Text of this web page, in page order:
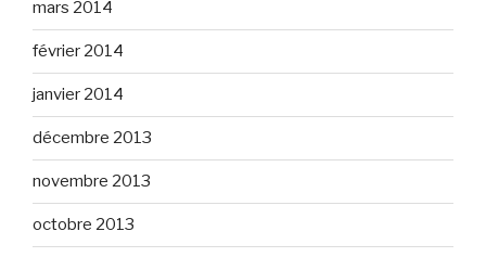
mars 2014
février 2014
janvier 2014
décembre 2013
novembre 2013
octobre 2013